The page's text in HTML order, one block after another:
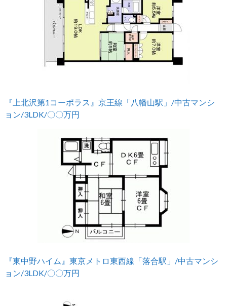
『上北沢第1コーポラス』京王線「八幡山駅」/中古マンシ
ョン/3LDK/〇〇万円
『東中野ハイム』東京メトロ東西線「落合駅」/中古マンシ
ョン/3LDK/〇〇万円